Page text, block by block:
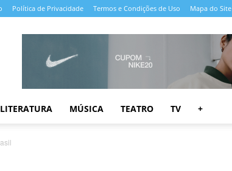
Política de Privacidade Termos e Condições de Uso Mapa do Site
LITERATURA MÚSICA TEATRO TV +